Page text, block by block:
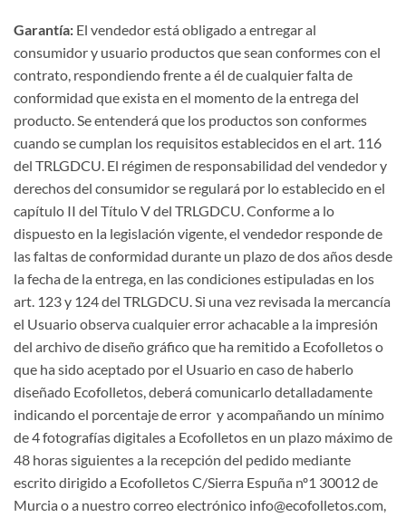
Garantía: El vendedor está obligado a entregar al
consumidor y usuario productos que sean conformes con el
contrato, respondiendo frente a él de cualquier falta de
conformidad que exista en el momento de la entrega del
producto. Se entenderá que los productos son conformes
cuando se cumplan los requisitos establecidos en el art. 116
del TRLGDCU. El régimen de responsabilidad del vendedor y
derechos del consumidor se regulará por lo establecido en el
capítulo II del Título V del TRLGDCU. Conforme a lo
dispuesto en la legislación vigente, el vendedor responde de
las faltas de conformidad durante un plazo de dos años desde
la fecha de la entrega, en las condiciones estipuladas en los
art. 123 y 124 del TRLGDCU. Si una vez revisada la mercancía
el Usuario observa cualquier error achacable a la impresión
del archivo de diseño gráfico que ha remitido a Ecofolletos o
que ha sido aceptado por el Usuario en caso de haberlo
diseñado Ecofolletos, deberá comunicarlo detalladamente
indicando el porcentaje de error y acompañando un mínimo
de 4 fotografías digitales a Ecofolletos en un plazo máximo de
48 horas siguientes a la recepción del pedido mediante
escrito dirigido a Ecofolletos C/Sierra Espuña nº1 30012 de
Murcia o a nuestro correo electrónico info@ecofolletos.com,